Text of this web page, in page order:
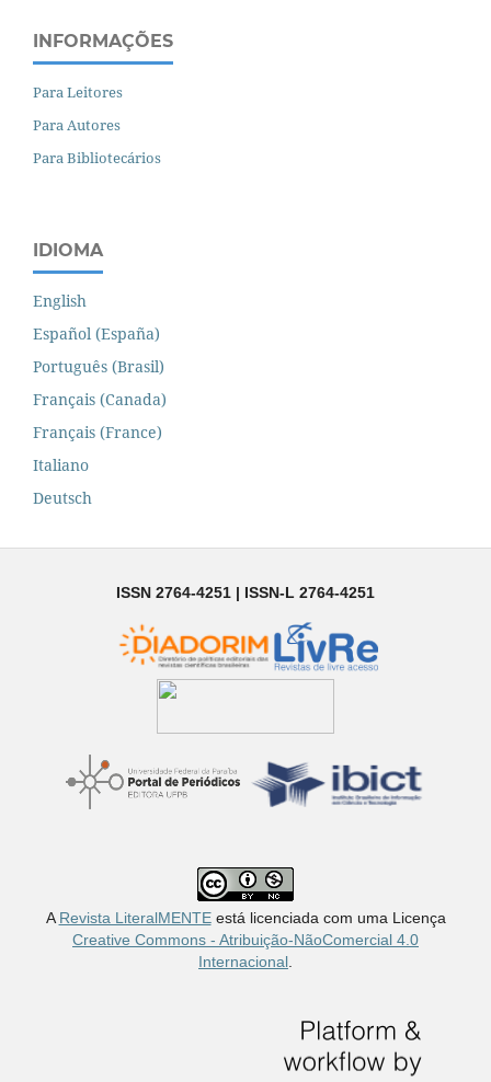
INFORMAÇÕES
Para Leitores
Para Autores
Para Bibliotecários
IDIOMA
English
Español (España)
Português (Brasil)
Français (Canada)
Français (France)
Italiano
Deutsch
ISSN 2764-4251 | ISSN-L 2764-4251
A Revista LiteralMENTEestá licenciada com uma Licença
Creative Commons - Atribuição-NãoComercial 4.0
Internacional